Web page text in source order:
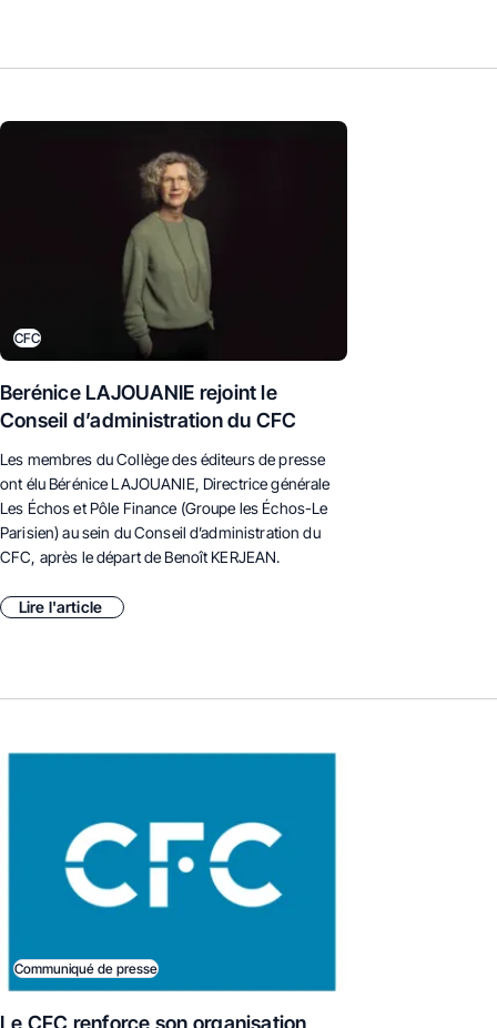
CFC
Berénice LAJOUANIE rejoint le
Conseil d’administration du CFC
Les membres du Collège des éditeurs de presse
ont élu Bérénice LAJOUANIE, Directrice générale
Les Échos et Pôle Finance (Groupe les Échos-Le
Parisien) au sein du Conseil d’administration du
CFC, après le départ de Benoît KERJEAN.
Lire l'article
Communiqué de presse
Le CFC renforce son organisation